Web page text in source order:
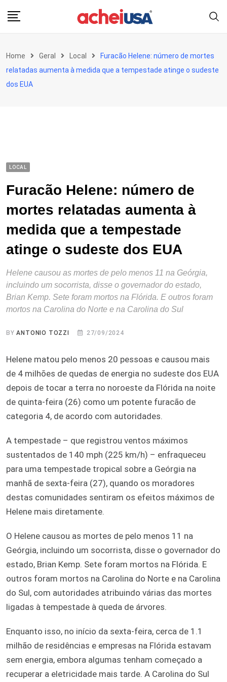
Home Geral Local
Furacão Helene: número de mortes
relatadas aumenta à medida que a tempestade atinge o sudeste
dos EUA
LOCAL
Furacão Helene: número de
mortes relatadas aumenta à
medida que a tempestade
atinge o sudeste dos EUA
Helene causou as mortes de pelo menos 11 na Geórgia,
incluindo um socorrista, disse o governador do estado,
Brian Kemp. Sete foram mortos na Flórida. E outros foram
mortos na Carolina do Norte e na Carolina do Sul
BYANTONIO TOZZI 27/09/2024
Helene matou pelo menos 20 pessoas e causou mais
de 4 milhões de quedas de energia no sudeste dos EUA
depois de tocar a terra no noroeste da Flórida na noite
de quinta-feira (26) como um potente furacão de
categoria 4, de acordo com autoridades.
A tempestade – que registrou ventos máximos
sustentados de 140 mph (225 km/h) – enfraqueceu
para uma tempestade tropical sobre a Geórgia na
manhã de sexta-feira (27), quando os moradores
destas comunidades sentiram os efeitos máximos de
Helene mais diretamente.
O Helene causou as mortes de pelo menos 11 na
Geórgia, incluindo um socorrista, disse o governador do
estado, Brian Kemp. Sete foram mortos na Flórida. E
outros foram mortos na Carolina do Norte e na Carolina
do Sul, com autoridades atribuindo várias das mortes
ligadas à tempestade à queda de árvores.
Enquanto isso, no início da sexta-feira, cerca de 1.1
milhão de residências e empresas na Flórida estavam
sem energia, embora algumas tenham começado a
recuperar a eletricidade mais tarde. A Carolina do Sul